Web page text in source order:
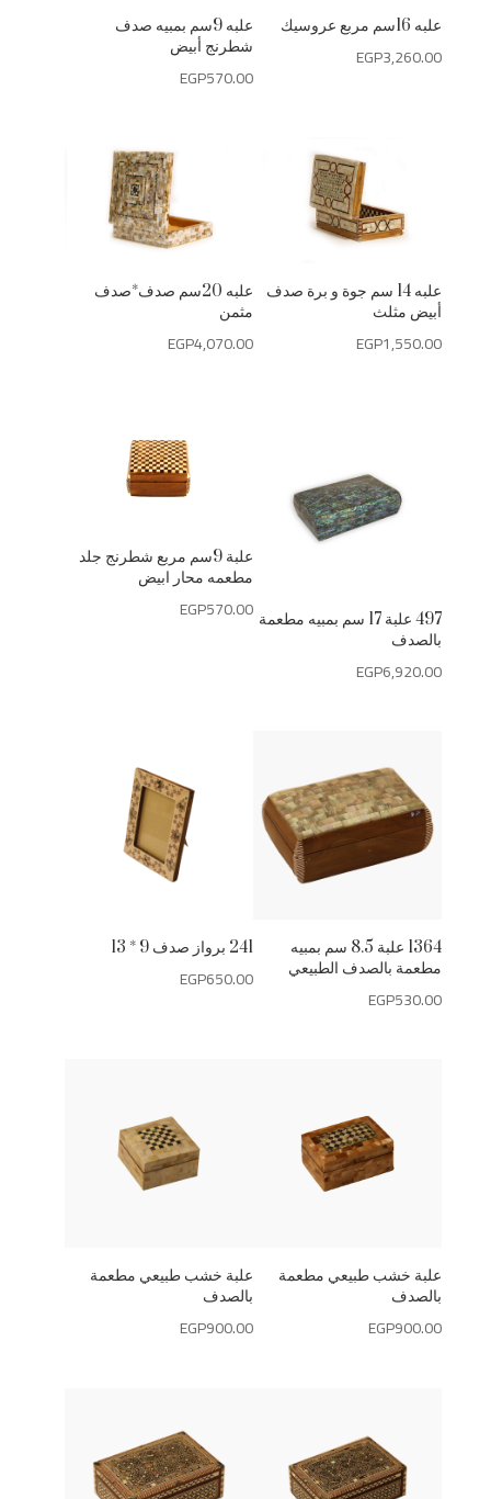
علبه 9سم بمبيه صدف
شطرنج أبيض
EGP570.00
علبه 16سم مربع عروسيك
EGP3,260.00
علبه 20سم صدف*صدف
مثمن
EGP4,070.00
علبه 14 سم جوة و برة صدف
أبيض مثلث
EGP1,550.00
علبة 9سم مربع شطرنج جلد
مطعمه محار ابيض
EGP570.00 497 علبة 17 سم بمبيه مطعمة
بالصدف
EGP6,920.00
241 برواز صدف 9 * 13
EGP650.00
1364 علبة 8.5 سم بمبيه
مطعمة بالصدف الطبيعي
EGP530.00
علبة خشب طبيعي مطعمة
بالصدف
EGP900.00
علبة خشب طبيعي مطعمة
بالصدف
EGP900.00